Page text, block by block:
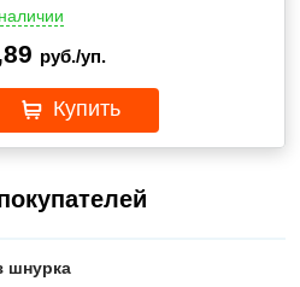
руб./уп.
Купить
шнурка